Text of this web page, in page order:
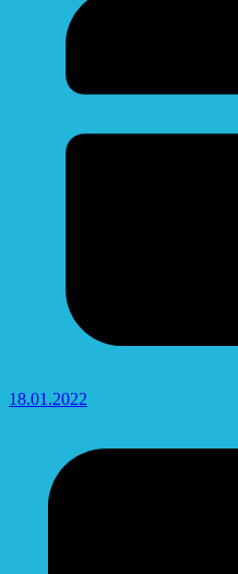
18.01.2022